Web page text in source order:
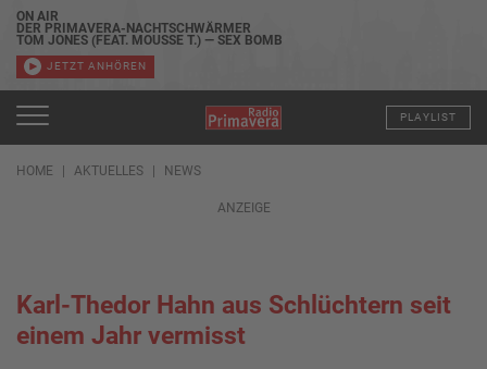
ON AIR
DER PRIMAVERA-NACHTSCHWÄRMER
TOM JONES (FEAT. MOUSSE T.) — SEX BOMB
JETZT ANHÖREN
PLAYLIST
HOME AKTUELLES NEWS
ANZEIGE
Karl-Thedor Hahn aus Schlüchtern seit
einem Jahr vermisst